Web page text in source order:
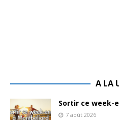
A LA
Sortir ce week-
7 août 2026